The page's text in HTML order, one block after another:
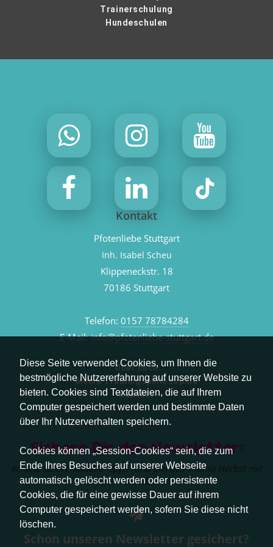
Diese Seite verwendet Cookies, um Ihnen die
bestmögliche Nutzererfahrung auf unserer Website zu
bieten. Cookies sind Textdateien, die auf Ihrem
Computer gespeichert werden und bestimmte Daten
über Ihr Nutzerverhalten speichern.
Cookies können „Session-Cookies“ sein, die zum
Ende Ihres Besuches auf unserer Webseite
automatisch gelöscht werden oder persistente
Cookies, die für eine gewisse Dauer auf ihrem
Computer gespeichert werden, sofern Sie diese nicht
löschen.
Trainerschulung
Hundeschulen
Kontakt
Pfotenliebe Stuttgart
Inh. Isabel Scheu
Klippeneckstr. 18
70186 Stuttgart
Telefon: 0157 78784284
E-Mail:info@pfotenliebe-stuttgart.de
Über mich
Meine Trainingsphilosophie
Kontakt
Sichere Dir den Newsletter:
erhalte sofort aktuelle Tipps rund um das Thema Herbst mit
Hund.
Schon unseren Newsletter gesichert?